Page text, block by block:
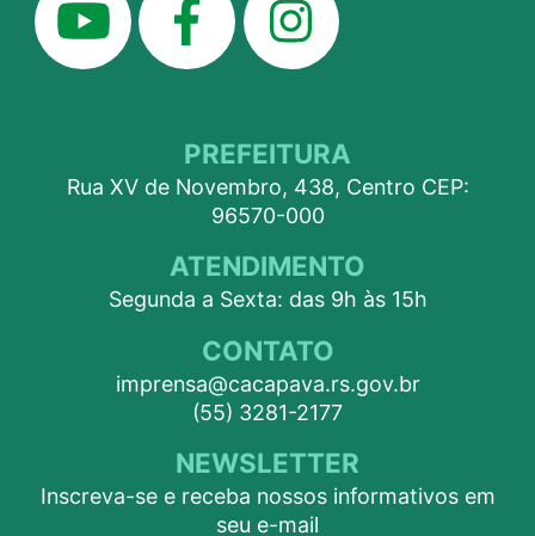
PREFEITURA
Rua XV de Novembro, 438, Centro CEP:
96570-000
ATENDIMENTO
Segunda a Sexta: das 9h às 15h
CONTATO
imprensa@cacapava.rs.gov.br
(55) 3281-2177
NEWSLETTER
Inscreva-se e receba nossos informativos em
seu e-mail